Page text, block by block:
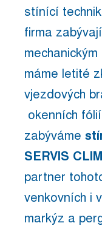
stínící
firma
máme letité
vjezdových
okenních
zabýváme
SERVIS
partner
venkovních i
markýz a